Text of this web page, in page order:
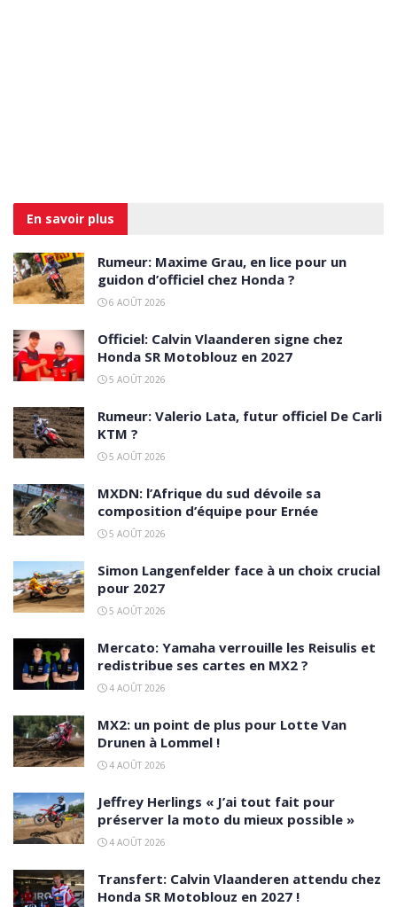
En savoir plus
Rumeur: Maxime Grau, en lice pour un
guidon d’officiel chez Honda ?
6 AOÛT 2026
Officiel: Calvin Vlaanderen signe chez
Honda SR Motoblouz en 2027
5 AOÛT 2026
Rumeur: Valerio Lata, futur officiel De Carli
KTM ?
5 AOÛT 2026
MXDN: l’Afrique du sud dévoile sa
composition d’équipe pour Ernée
5 AOÛT 2026
Simon Langenfelder face à un choix crucial
pour 2027
5 AOÛT 2026
Mercato: Yamaha verrouille les Reisulis et
redistribue ses cartes en MX2 ?
4 AOÛT 2026
MX2: un point de plus pour Lotte Van
Drunen à Lommel !
4 AOÛT 2026
Jeffrey Herlings « J’ai tout fait pour
préserver la moto du mieux possible »
4 AOÛT 2026
Transfert: Calvin Vlaanderen attendu chez
Honda SR Motoblouz en 2027 !